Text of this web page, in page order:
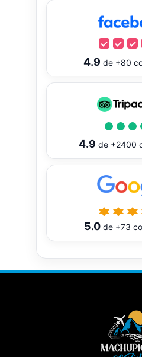
4.9 de +80
4.9 de +2400
5.0 de +73